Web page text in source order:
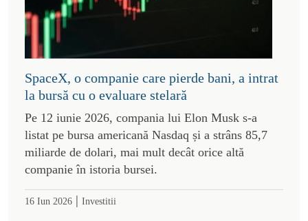
SpaceX, o companie care pierde bani, a intrat
la bursă cu o evaluare stelară
Pe 12 iunie 2026, compania lui Elon Musk s-a
listat pe bursa americană Nasdaq și a strâns 85,7
miliarde de dolari, mai mult decât orice altă
companie în istoria bursei.
16 Iun 2026 | Investitii